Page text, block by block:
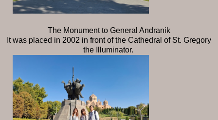
The Monument to General Andranik
It was placed in 2002 in front of the Cathedral of St. Gregory
the Illuminator.